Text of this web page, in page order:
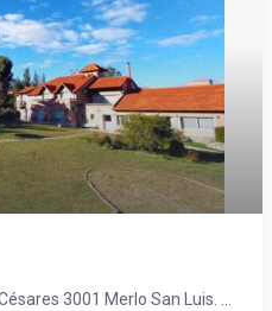
3001 Merlo San Luis. ...